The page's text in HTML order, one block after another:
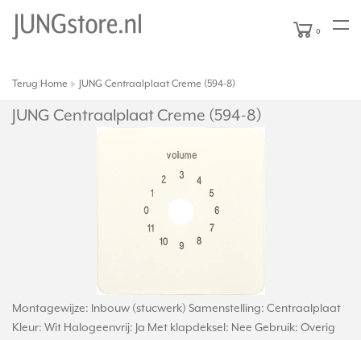
0
Terug Home JUNG Centraalplaat Creme (594-8)
JUNG Centraalplaat Creme (594-8)
Montagewijze: Inbouw (stucwerk) Samenstelling: Centraalplaat
Kleur: Wit Halogeenvrij: Ja Met klapdeksel: Nee Gebruik: Overig